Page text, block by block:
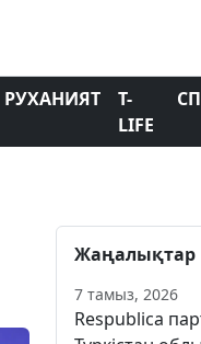
РУХАНИЯТ
T-
LIFE
Жаңалықтар
7 тамыз, 2026
Respublica